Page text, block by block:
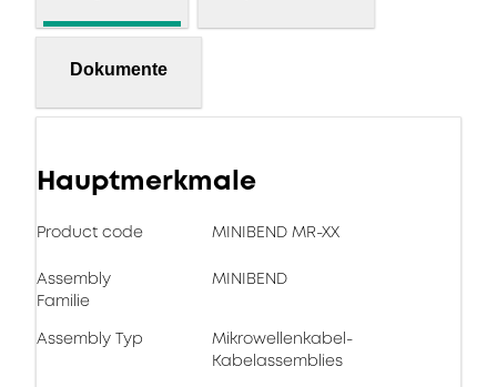
Dokumente
Hauptmerkmale
Product code MINIBEND MR-XX
Assembly
Familie
MINIBEND
Assembly Typ
Mikrowellenkabel-
Kabelassemblies